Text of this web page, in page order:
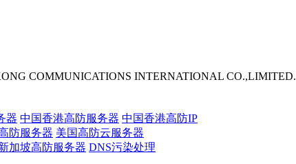
COMMUNICATIONS INTERNATIONAL CO.,LIMITED.
器 中国香港高防服务器 中国香港高防IP
防服务器 美国高防云服务器
加坡高防服务器 DNS污染处理